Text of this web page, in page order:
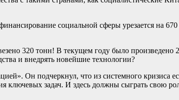
социальной сферы урезается на
320 тонн! В текущем году было произведено
и внедрять новейшие технологии?
Он подчеркнул, что из системного кризиса
ключевых задач. И здесь должны сыграть свою